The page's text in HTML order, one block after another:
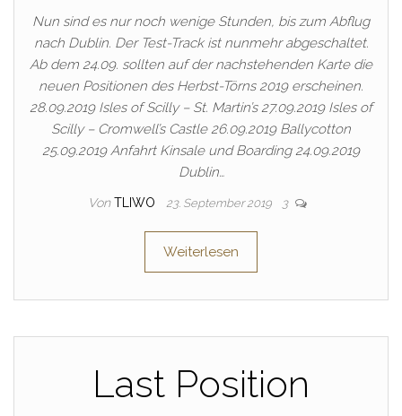
Nun sind es nur noch wenige Stunden, bis zum Abflug
nach Dublin. Der Test-Track ist nunmehr abgeschaltet.
Ab dem 24.09. sollten auf der nachstehenden Karte die
neuen Positionen des Herbst-Törns 2019 erscheinen.
28.09.2019 Isles of Scilly – St. Martin’s 27.09.2019 Isles of
Scilly – Cromwell’s Castle 26.09.2019 Ballycotton
25.09.2019 Anfahrt Kinsale und Boarding 24.09.2019
Dublin…
Von TLIWO 23. September 2019 3
Weiterlesen
Last Position